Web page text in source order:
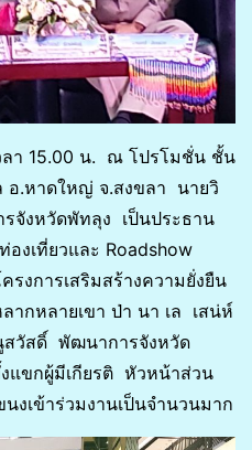
า 15.00 น. ณ โปรโมชั่น ชั้น
อ.หาดใหญ่ จ.สงขลา นายวิ
จังหวัดพัทลุง เป็นประธาน
องเที่ยวและ Roadshow
งการเสริมสร้างความยั่งยืน
ากหลายเขา ป่า นา เล เสน่ห์
วัสดิ์ พัฒนาการจังหวัด
ขกผู้มีเกียรติ หัวหน้าส่วน
เข้าร่วมงานเป็นจำนวนมาก